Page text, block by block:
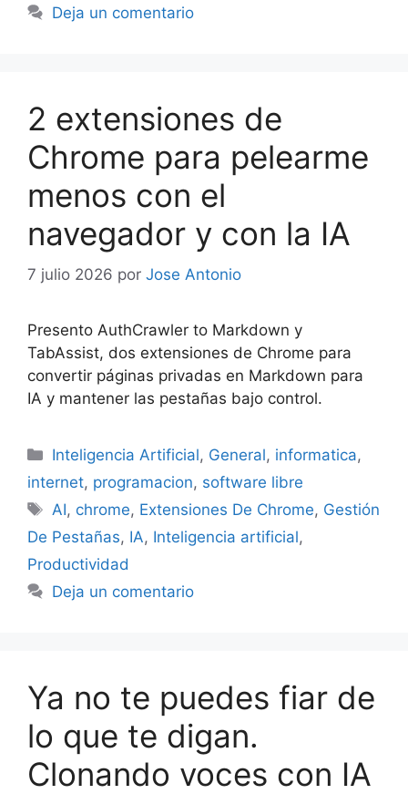
Deja un comentario
2 extensiones de
Chrome para pelearme
menos con el
navegador y con la IA
7 julio 2026 por Jose Antonio
Presento AuthCrawler to Markdown y
TabAssist, dos extensiones de Chrome para
convertir páginas privadas en Markdown para
IA y mantener las pestañas bajo control.
Categorías
Inteligencia Artificial, General, informatica,
internet, programacion, software libre
Etiquetas
AI, chrome, Extensiones De Chrome, Gestión
De Pestañas, IA, Inteligencia artificial,
Productividad
Deja un comentario
Ya no te puedes fiar de
lo que te digan.
Clonando voces con IA